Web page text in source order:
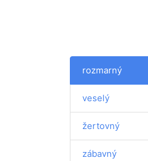
rozmarný
veselý
žertovný
zábavný